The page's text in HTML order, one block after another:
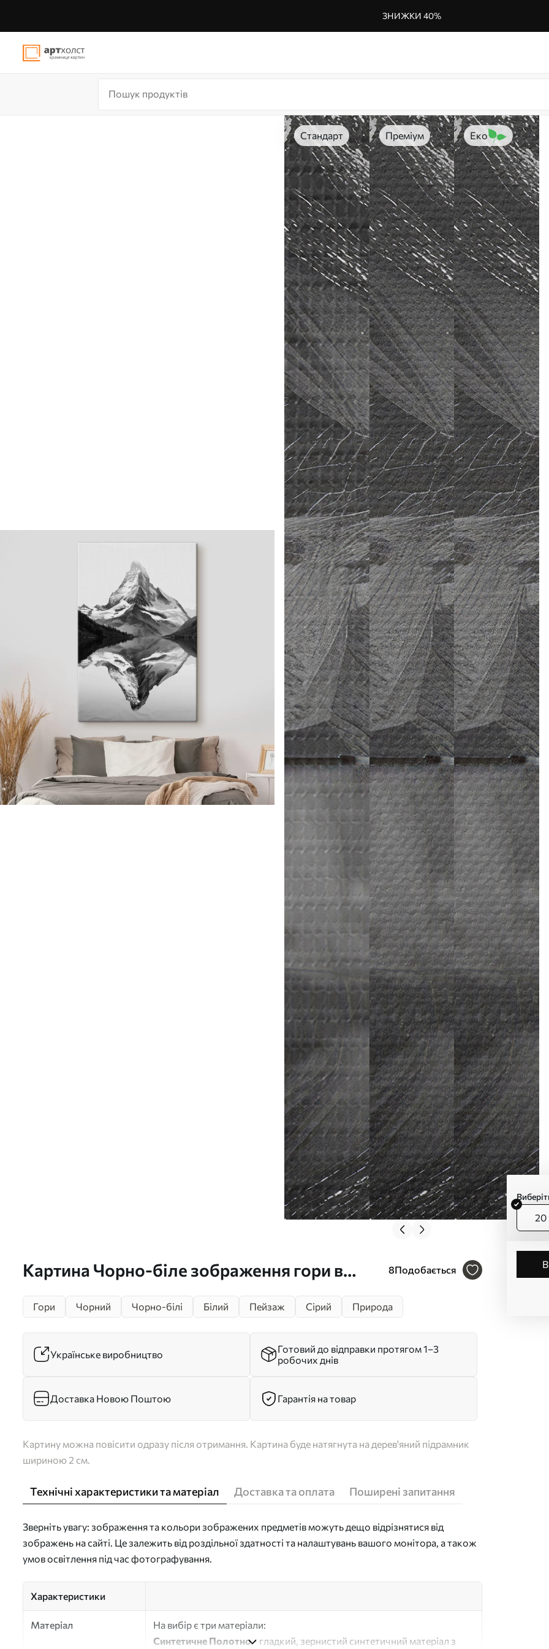
ЗНИЖКИ 40%
Стандарт Преміум Еко
Картина Чорно-біле зображення гори в
8Подобається
20
Гори Чорний Чорно-білі Білий Пейзаж Сірий Природа
Українське виробництво
Готовий до відправки протягом 1–3
робочих днів
Доставка Новою Поштою Гарантія на товар
Картину можна повісити одразу після отримання. Картина буде натягнута на дерев'яний підрамник
шириною 2 см.
Технічні характеристики та матеріал Доставка та оплата Поширені запитання
Зверніть увагу: зображення та кольори зображених предметів можуть дещо відрізнятися від
зображень на сайті. Це залежить від роздільної здатності та налаштувань вашого монітора, а також
умов освітлення під час фотографування.
Характеристики
Матеріал
На вибір є три матеріали:
Синтетичне Полотно- гладкий, зернистий синтетичний матеріал з